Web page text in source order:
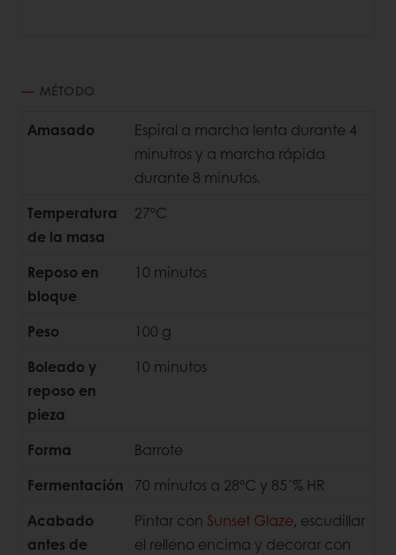
MÉTODO
Amasado
Espiral a marcha lenta durante 4
minutros y a marcha rápida
durante 8 minutos.
Temperatura
de la masa
27ºC
Reposo en
bloque
10 minutos
Peso
100 g
Boleado y
reposo en
pieza
10 minutos
Forma
Barrote
Fermentación
70 minutos a 28ºC y 85´% HR
Acabado
antes de
Pintar con Sunset Glaze, escudillar
el relleno encima y decorar con